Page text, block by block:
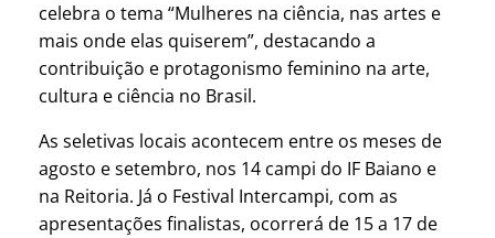
celebra o tema “Mulheres na ciência, nas artes e
mais onde elas quiserem”, destacando a
contribuição e protagonismo feminino na arte,
cultura e ciência no Brasil.
As seletivas locais acontecem entre os meses de
agosto e setembro, nos 14 campi do IF Baiano e
na Reitoria. Já o Festival Intercampi, com as
apresentações finalistas, ocorrerá de 15 a 17 de